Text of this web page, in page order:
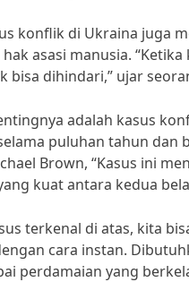
konflik di Ukraina juga
asasi manusia.
bisa dihindari,” ujar
adalah kasus
puluhan tahun dan
Brown, “Kasus ini
kuat antara kedua
terkenal di atas, kita
cara instan.
perdamaian yang